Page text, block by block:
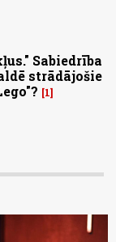
Sabiedrība
strādājošie
1